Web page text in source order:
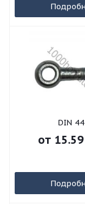
DIN
от